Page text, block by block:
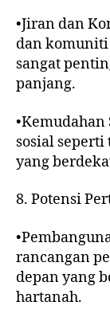
•Jiran dan
dan
sangat
panjang.
sosial
yang
8. Potensi
rancangan
depan yang
hartanah.